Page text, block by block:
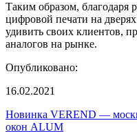
Таким образом, благодаря
цифровой печати на
удивить своих клиентов,
аналогов на рынке.
Опубликовано:
16.02.2021
Новинка VEREND —
окон ALUM